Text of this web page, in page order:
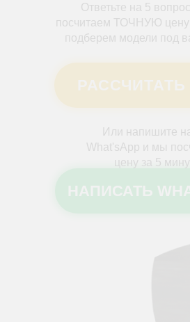
Ответьте на 5
посчитаем ТОЧНУЮ цену
подберем модели под
НАПИСАТЬ
Или напишите
What'sApp и мы
цену за 5